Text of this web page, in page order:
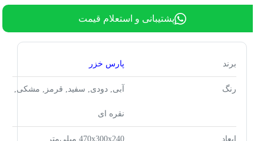
پشتیبانی و استعلام قیمت
برند پارس خزر
رنگ آبی, دودی, سفید, قرمز, مشکی,
نقره ای
ابعاد 470x300x240 میلی‌متر